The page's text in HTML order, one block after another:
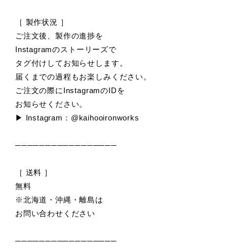
［ 製作状況 ］
ご注文後、製作の進捗を
Instagramのストーリーズで
タグ付けしてお知らせします。
届くまでの過程もお楽しみください。
ご注文の際にInstagramのIDを
お知らせください。
▶ Instagram：@kaihooironworks
─────────────────
［ 送料 ］
無料
※北海道・沖縄・離島は
お問い合わせください
─────────────────